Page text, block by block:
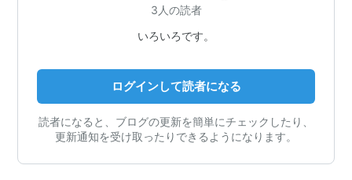
3人の読者
いろいろです。
ログインして読者になる
読者になると、ブログの更新を簡単にチェックしたり、
更新通知を受け取ったりできるようになります。